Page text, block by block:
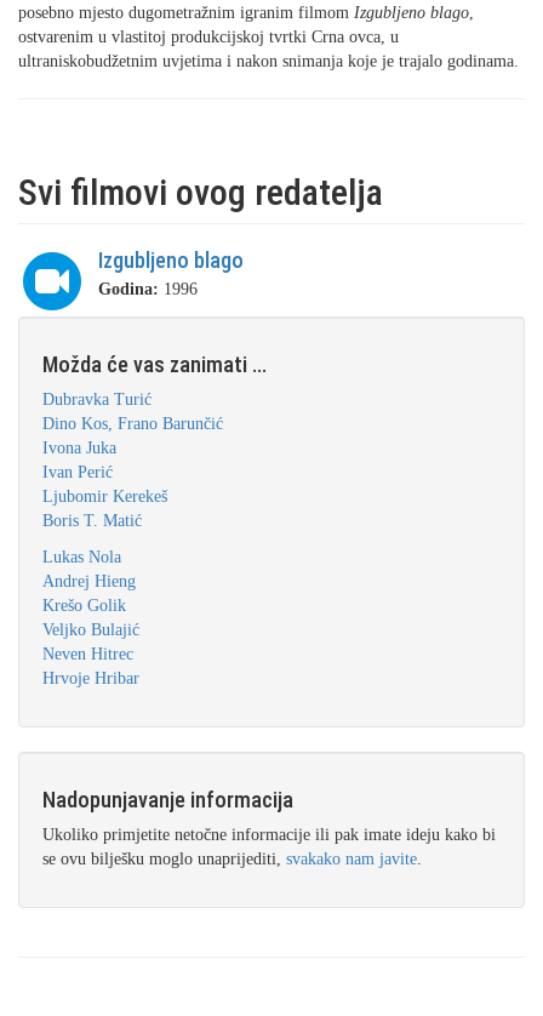
posebno mjesto dugometražnim igranim filmom Izgubljeno blago,
ostvarenim u vlastitoj produkcijskoj tvrtki Crna ovca, u
ultraniskobudžetnim uvjetima i nakon snimanja koje je trajalo godinama.
Svi filmovi ovog redatelja
Izgubljeno blago
Godina: 1996
Možda će vas zanimati ...
Dubravka Turić
Dino Kos, Frano Barunčić
Ivona Juka
Ivan Perić
Ljubomir Kerekeš
Boris T. Matić
Lukas Nola
Andrej Hieng
Krešo Golik
Veljko Bulajić
Neven Hitrec
Hrvoje Hribar
Nadopunjavanje informacija
Ukoliko primjetite netočne informacije ili pak imate ideju kako bi
se ovu bilješku moglo unaprijediti, svakako nam javite.